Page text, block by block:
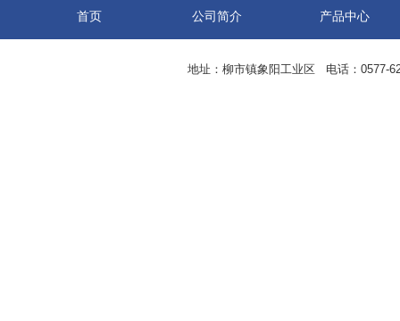
首页 公司简介 产品中心
地址：柳市镇象阳工业区 电话：0577-